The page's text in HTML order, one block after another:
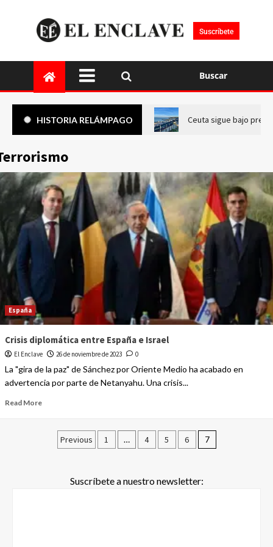
Suscríbete
Buscar
HISTORIA RELÁMPAGO Ceuta sigue bajo
España
Crisis diplomática entre España e Israel
El Enclave 26 de noviembre de 2023 0
La "gira de la paz" de Sánchez por Oriente Medio ha acabado en
advertencia por parte de Netanyahu. Una crisis...
Read More
Previous 1 … 4 5 6 7
Suscríbete a nuestro newsletter: